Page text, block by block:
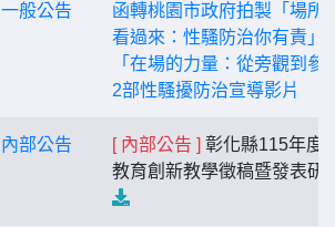
一般公告
函轉桃園市政府拍製「場所
看過來：性騷防治你有責」
「在場的力量：從旁觀到參
2部性騷擾防治宣導影片
內部公告 [ 內部公告 ] 彰化縣115年度
教育創新教學徵稿暨發表研